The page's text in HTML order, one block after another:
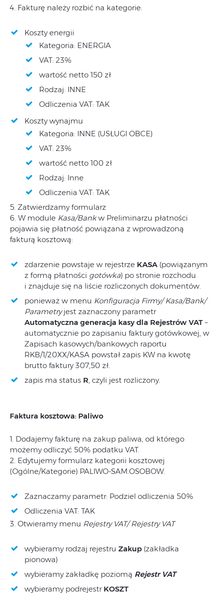
4. Fakturę należy rozbić na kategorie:
Koszty energii
Kategoria: ENERGIA
VAT: 23%
wartość netto 150 zł
Rodzaj: INNE
Odliczenia VAT: TAK
Koszty wynajmu
Kategoria: INNE (USŁUGI OBCE)
VAT: 23%
wartość netto 100 zł
Rodzaj: Inne
Odliczenia VAT: TAK
5. Zatwierdzamy formularz
6. W module Kasa/Bankw Preliminarzu płatności
pojawia się płatność powiązana z wprowadzoną
fakturą kosztową:
zdarzenie powstaje w rejestrze KASA (powiązanym
z formą płatności gotówka) po stronie rozchodu
i znajduje się na liście rozliczonych dokumentów.
ponieważ w menu Konfiguracja Firmy/ Kasa/Bank/
Parametryjest zaznaczony parametr
Automatyczna generacja kasy dla Rejestrów VAT –
automatycznie po zapisaniu faktury gotówkowej, w
Zapisach kasowych/bankowych raportu
RKB/1/20XX/KASA powstał zapis KW na kwotę
brutto faktury 307,50 zł.
zapis ma status R, czyli jest rozliczony.
Faktura kosztowa: Paliwo
1. Dodajemy fakturę na zakup paliwa, od którego
możemy odliczyć 50% podatku VAT.
2. Edytujemy formularz kategorii kosztowej
(Ogólne/Kategorie) PALIWO-SAM.OSOBOW.
Zaznaczamy parametr: Podziel odliczenia 50%
Odliczenia VAT: TAK
3. Otwieramy menu Rejestry VAT/ Rejestry VAT
wybieramy rodzaj rejestru Zakup (zakładka
pionowa)
wybieramy zakładkę poziomą Rejestr VAT
wybieramy podrejestr KOSZT